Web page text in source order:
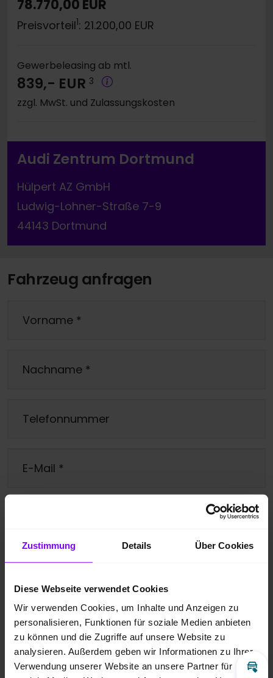
Zustimmung Details Über Cookies
Diese Webseite verwendet Cookies
Wir verwenden Cookies, um Inhalte und Anzeigen zu
personalisieren, Funktionen für soziale Medien anbieten
zu können und die Zugriffe auf unsere Website zu
analysieren. Außerdem geben wir Informationen zu Ihrer
Verwendung unserer Website an unsere Partner für
78.770,00 EUR
Preisvorteil1: 21.200,00 EUR
Gewerbeleasing ab mtl.
839,- EUR 3
zzgl. MwSt. und Zulassungskosten
Audi Zentrum Dortmund
Hülpert AZ GmbH
Ludwig-Lohner-Straße 7-9
44143 Dortmund
Fahrzeug anfragen
Vorname *
Nachname *
Telefonnummer
E-Mail *
Ja, bitte melden Sie mich für den
Newsletter an.
Ich bin damit einverstanden, dass die